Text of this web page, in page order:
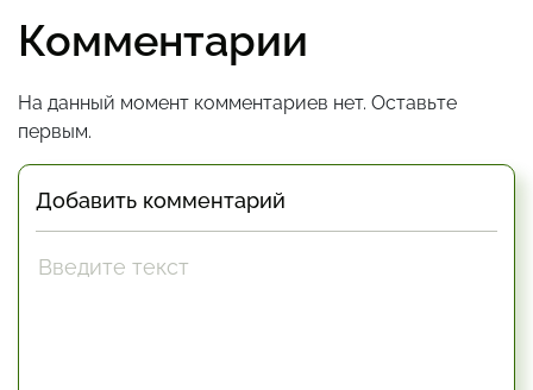
Комментарии
На данный момент комментариев нет. Оставьте
первым.
Добавить комментарий